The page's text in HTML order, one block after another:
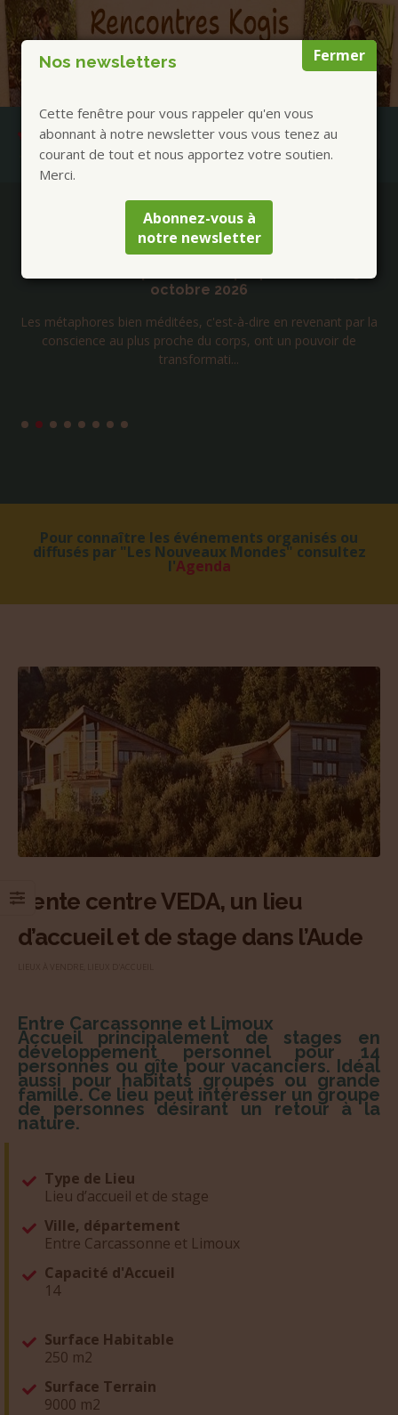
Fermer
Nos newsletters
Cette fenêtre pour vous rappeler qu'en vous
abonnant à notre newsletter vous vous tenez au
courant de tout et nous apportez votre soutien.
Merci.
Abonnez-vous à
notre newsletter
Publications à la Une !
Jacques Vigne – Métaphores du Bouddha
octobre 2026
Les métaphores bien méditées, c'est-à-dire en revenant par la
conscience au plus proche du corps, ont un pouvoir de
transformati...
Pour connaître les événements organisés ou
diffusés par "Les Nouveaux Mondes" consultez
l'Agenda
Vente centre VEDA, un lieu
d’accueil et de stage dans l’Aude
Entre Carcassonne et Limoux
Accueil principalement de stages en
développement personnel pour 14
personnes ou gîte pour vacanciers. Idéal
aussi pour habitats groupés ou grande
famille. Ce lieu peut intéresser un groupe
de personnes désirant un retour à la
nature.
Type de Lieu
Lieu d’accueil et de stage
Ville, département
Entre Carcassonne et Limoux
Capacité d'Accueil
14
Surface Habitable
250 m2
Surface Terrain
9000 m2